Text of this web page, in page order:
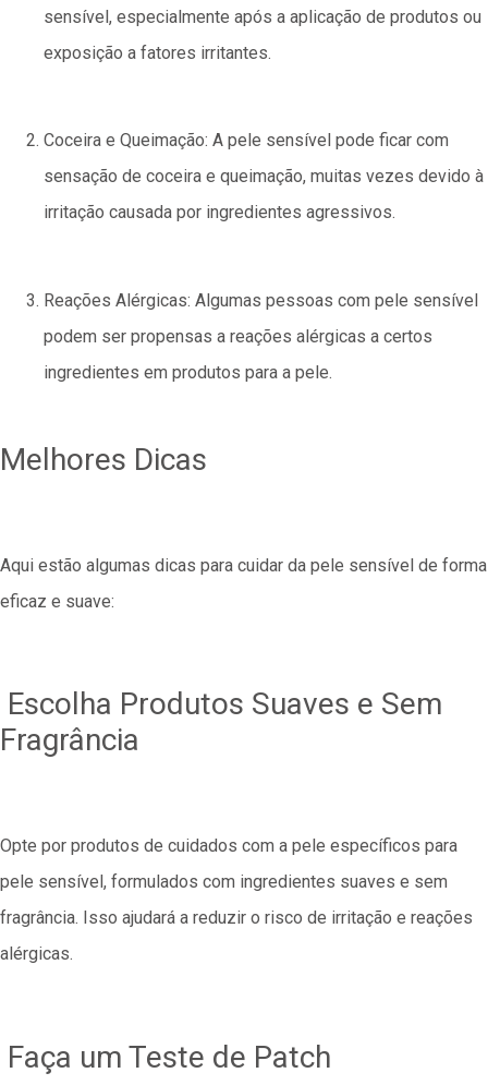
sensível, especialmente após a aplicação de produtos ou
exposição a fatores irritantes.
Coceira e Queimação: A pele sensível pode ficar com
sensação de coceira e queimação, muitas vezes devido à
irritação causada por ingredientes agressivos.
Reações Alérgicas: Algumas pessoas com pele sensível
podem ser propensas a reações alérgicas a certos
ingredientes em produtos para a pele.
Melhores Dicas
Aqui estão algumas dicas para cuidar da pele sensível de forma
eficaz e suave:
Escolha Produtos Suaves e Sem
Fragrância
Opte por produtos de cuidados com a pele específicos para
pele sensível, formulados com ingredientes suaves e sem
fragrância. Isso ajudará a reduzir o risco de irritação e reações
alérgicas.
Faça um Teste de Patch